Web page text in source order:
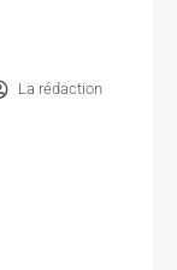
La rédaction